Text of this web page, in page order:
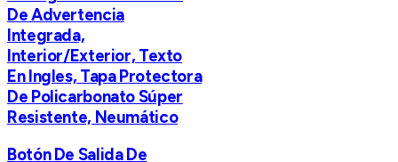
De Advertencia
Integrada,
Interior/Exterior, Texto
En Ingles, Tapa Protectora
De Policarbonato Súper
Resistente, Neumático
Botón De Salida De